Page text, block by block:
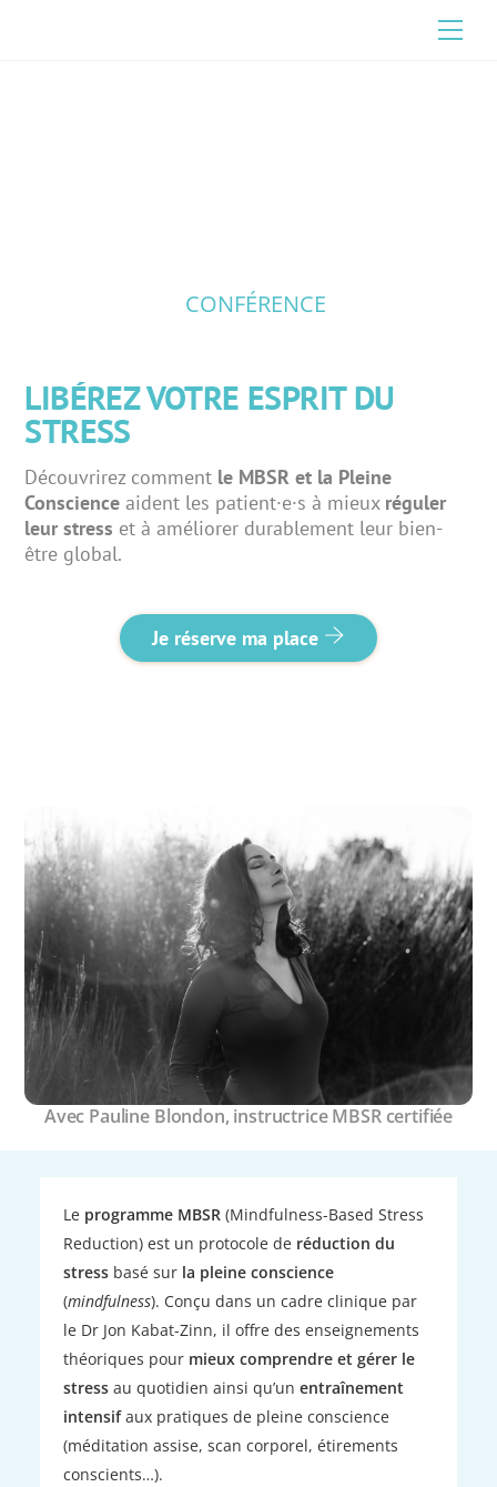
CONFÉRENCE
LIBÉREZ VOTRE ESPRIT DU
STRESS
Découvrirez comment le MBSR et la Pleine
Conscience aident les patient·e·s à mieux réguler
leur stress et à améliorer durablement leur bien-
être global.
Je réserve ma place
Avec Pauline Blondon, instructrice MBSR certifiée
Le programme MBSR (Mindfulness-Based Stress
Reduction) est un protocole de réduction du
stress basé sur la pleine conscience
(mindfulness). Conçu dans un cadre clinique par
le Dr Jon Kabat-Zinn, il offre des enseignements
théoriques pour mieux comprendre et gérer le
stress au quotidien ainsi qu’unentraînement
intensifaux pratiques de pleine conscience
(méditation assise, scan corporel, étirements
conscients…).